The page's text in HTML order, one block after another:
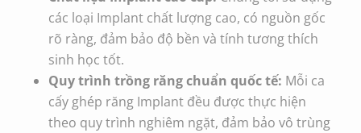
các loại Implant chất lượng cao, có nguồn gốc
rõ ràng, đảm bảo độ bền và tính tương thích
sinh học tốt.
Quy trình trồng răng chuẩn quốc tế: Mỗi ca
cấy ghép răng Implant đều được thực hiện
theo quy trình nghiêm ngặt, đảm bảo vô trùng